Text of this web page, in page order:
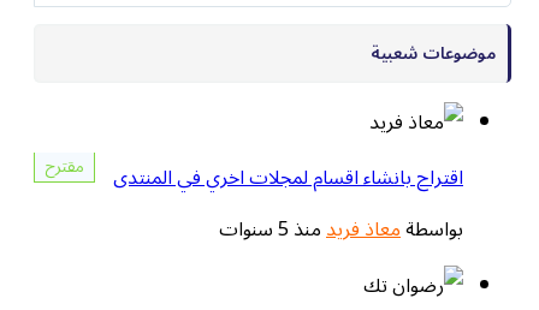
موضوعات شعبية
مقترح
اقتراح بانشاء اقسام لمجلات اخري في المنتدى
بواسطةمعاذ فريدمنذ 5 سنوات